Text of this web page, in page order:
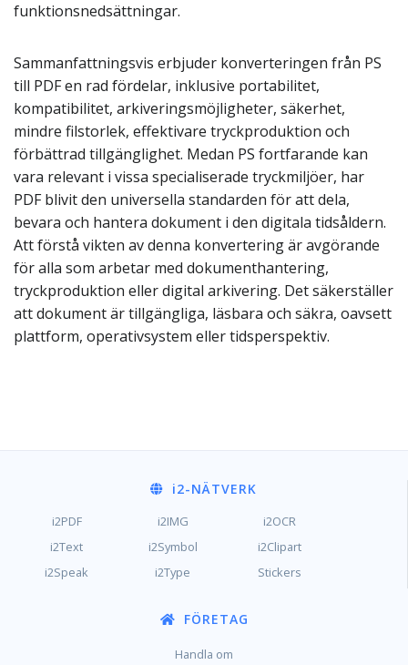
funktionsnedsättningar.
Sammanfattningsvis erbjuder konverteringen från PS
till PDF en rad fördelar, inklusive portabilitet,
kompatibilitet, arkiveringsmöjligheter, säkerhet,
mindre filstorlek, effektivare tryckproduktion och
förbättrad tillgänglighet. Medan PS fortfarande kan
vara relevant i vissa specialiserade tryckmiljöer, har
PDF blivit den universella standarden för att dela,
bevara och hantera dokument i den digitala tidsåldern.
Att förstå vikten av denna konvertering är avgörande
för alla som arbetar med dokumenthantering,
tryckproduktion eller digital arkivering. Det säkerställer
att dokument är tillgängliga, läsbara och säkra, oavsett
plattform, operativsystem eller tidsperspektiv.
i2-NÄTVERK
i2PDF i2IMG
i2OCR
i2Text
i2Symbol
i2Clipart
i2Speak
i2Type Stickers
FÖRETAG
Handla om